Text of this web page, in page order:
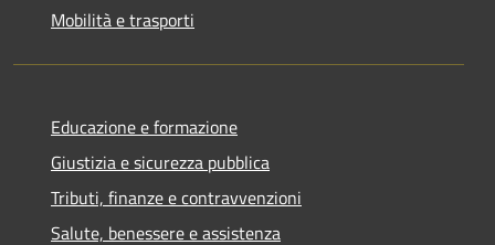
Mobilità e trasporti
Educazione e formazione
Giustizia e sicurezza pubblica
Tributi, finanze e contravvenzioni
Salute, benessere e assistenza